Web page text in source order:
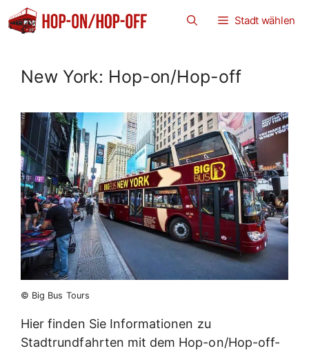
Zum
Inhalt
Stadt wählen
New York: Hop-on/Hop-off
© Big Bus Tours
Hier finden Sie Informationen zu
Stadtrundfahrten mit dem Hop-on/Hop-off-